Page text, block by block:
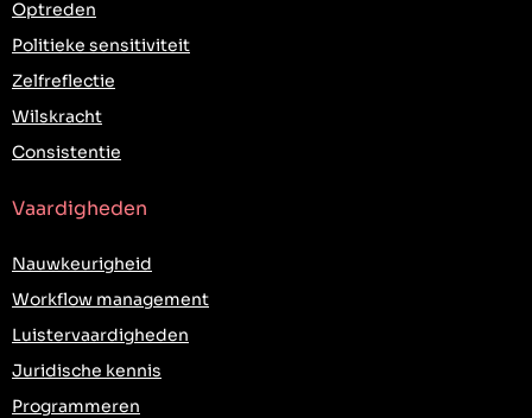
Optreden
Politieke sensitiviteit
Zelfreflectie
Wilskracht
Consistentie
Vaardigheden
Nauwkeurigheid
Workflow management
Luistervaardigheden
Juridische kennis
Programmeren